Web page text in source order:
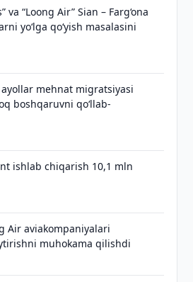
va “Loong Air” Sian – Farg‘ona
yo‘lga qo‘yish masalasini
ayollar mehnat migratsiyasi
boshqaruvni qo‘llab-
ishlab chiqarish 10,1 mln
Air aviakompaniyalari
muhokama qilishdi